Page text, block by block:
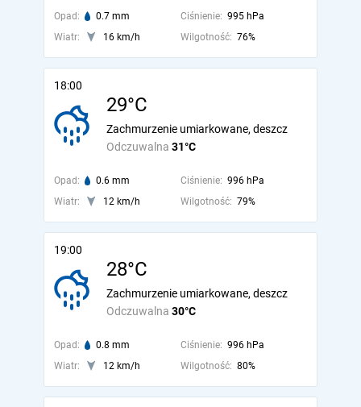
Opad: 0.7 mm Ciśnienie: 995 hPa
Wiatr:
16 km/h Wilgotność: 76%
18:00
29°C
Odczuwalna 31°C
Zachmurzenie umiarkowane, deszcz
Opad: 0.6 mm Ciśnienie: 996 hPa
Wiatr:
12 km/h Wilgotność: 79%
19:00
28°C
Odczuwalna 30°C
Zachmurzenie umiarkowane, deszcz
Opad: 0.8 mm Ciśnienie: 996 hPa
Wiatr:
12 km/h Wilgotność: 80%